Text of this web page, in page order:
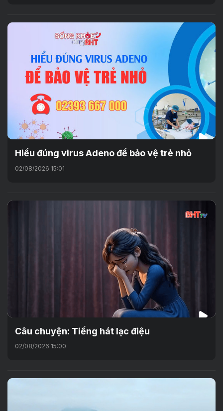
Hiểu đúng virus Adeno để bảo vệ trẻ nhỏ
02/08/2026 15:01
Câu chuyện: Tiếng hát lạc điệu
02/08/2026 15:00